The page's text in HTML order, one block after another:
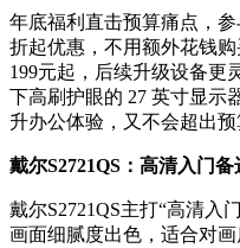
年底福利直击预算痛点，
折起优惠，不用额外花钱
199元起，后续升级设备更
下高刷护眼的 27 英寸显示
升办公体验，又不会超出预
戴尔S2721QS：高清入门备
戴尔S2721QS主打“高清入
画面细腻度出色，适合对